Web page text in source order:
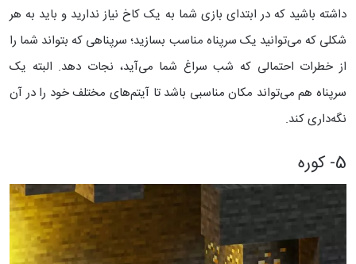
داشته باشید که در ابتدای بازی شما به یک کاخ نیاز ندارید و باید به هر
شکلی که می‌توانید یک سرپناه مناسب بسازید؛ سرپناهی که بتواند شما را
از خطرات احتمالی که شب سراغ شما می‌آید، نجات دهد. البته یک
سرپناه هم می‌تواند مکان مناسبی باشد تا آیتم‌های مختلف خود را در آن
نگه‌داری کند.
5- کوره